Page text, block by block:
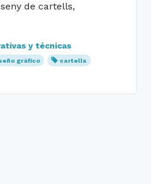
de cartells,
y técnicas
gráfico
cartells